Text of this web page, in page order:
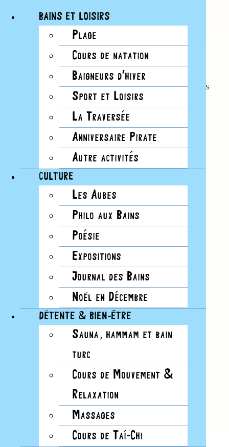
Hiver 2022
“Le puits, tel un réservoir public, rassemble celles
et ceux qui ne se fréquentent pas ordinairement
et Sint appelés à recevoir ensemble ce dont ils
sont déjà porteur”
Lire cette édition
BAINS ET LOISIRS
Plage
Cours de natation
Baigneurs d’hiver
Sport et Loisirs
La Traversée
Anniversaire Pirate
Autre activités
CULTURE
Les Aubes
Philo aux Bains
Poésie
Expositions
Journal des Bains
Noël en Décembre
DÉTENTE & BIEN-ÊTRE
Sauna, hammam et bain
turc
Cours de Mouvement &
Relaxation
Massages
Cours de Taï-Chi